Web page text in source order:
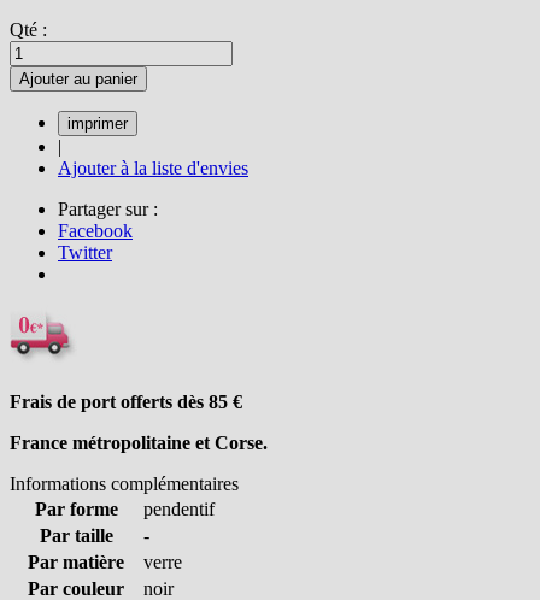
Qté :
Ajouter au panier
|
Ajouter à la liste d'envies
Partager sur :
Facebook
Twitter
Frais de port offerts dès 85 €
France métropolitaine et Corse.
Informations complémentaires
Par forme
pendentif
Par taille
-
Par matière
verre
Par couleur
noir